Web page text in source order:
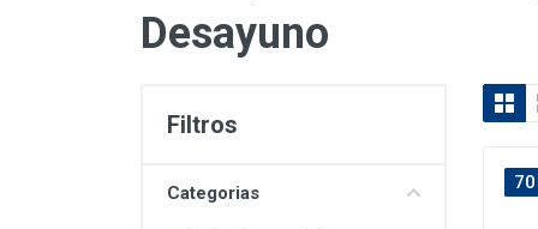
Desayuno
Filtros
Categorias